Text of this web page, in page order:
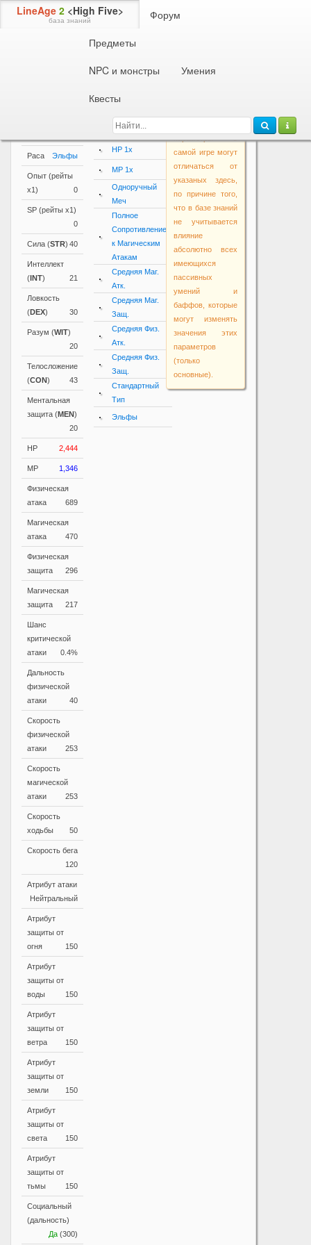
LineAge 2 <High Five>
база знаний
Форум
Предметы
NPC и монстры
Умения
Квесты
Информация об NPC или монстре
Параметры
Раса Эльфы
Опыт (рейты
х1)
0
SP (рейты х1)
0
Сила (STR) 40
Интеллект
(INT) 21
Ловкость
(DEX) 30
Разум (WIT)
20
Телосложение
(CON) 43
Ментальная
защита (MEN)
20
HP 2,444
MP 1,346
Физическая
атака
689
Магическая
атака
470
Физическая
защита
296
Магическая
защита
217
Шанс
критической
атаки
0.4%
Дальность
физической
атаки
40
Скорость
физической
атаки
253
Скорость
магической
атаки
253
Скорость
ходьбы
50
Скорость бега
120
Атрибут атаки
Нейтральный
Атрибут
защиты от
огня
150
Атрибут
защиты от
воды
150
Атрибут
защиты от
ветра
150
Атрибут
защиты от
земли
150
Атрибут
защиты от
света
150
Атрибут
защиты от
тьмы
150
Социальный
(дальность)
Да (300)
Активные и
пассивные
умения
HP 1x
MP 1x
Одноручный
Меч
Полное
Сопротивление
к Магическим
Атакам
Средняя Маг.
Атк.
Средняя Маг.
Защ.
Средняя Физ.
Атк.
Средняя Физ.
Защ.
Стандартный
Тип
Эльфы
параметры в
самой игре могут
отличаться от
указаных здесь,
по причине того,
что в базе знаний
не учитывается
влияние
абсолютно всех
имеющихся
пассивных
умений и
баффов, которые
могут изменять
значения этих
параметров
(только
основные).